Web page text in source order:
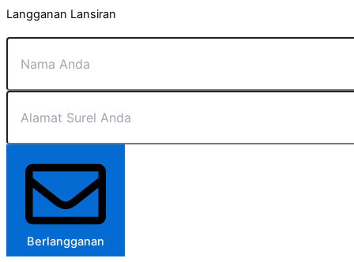
Langganan Lansiran
Berlangganan